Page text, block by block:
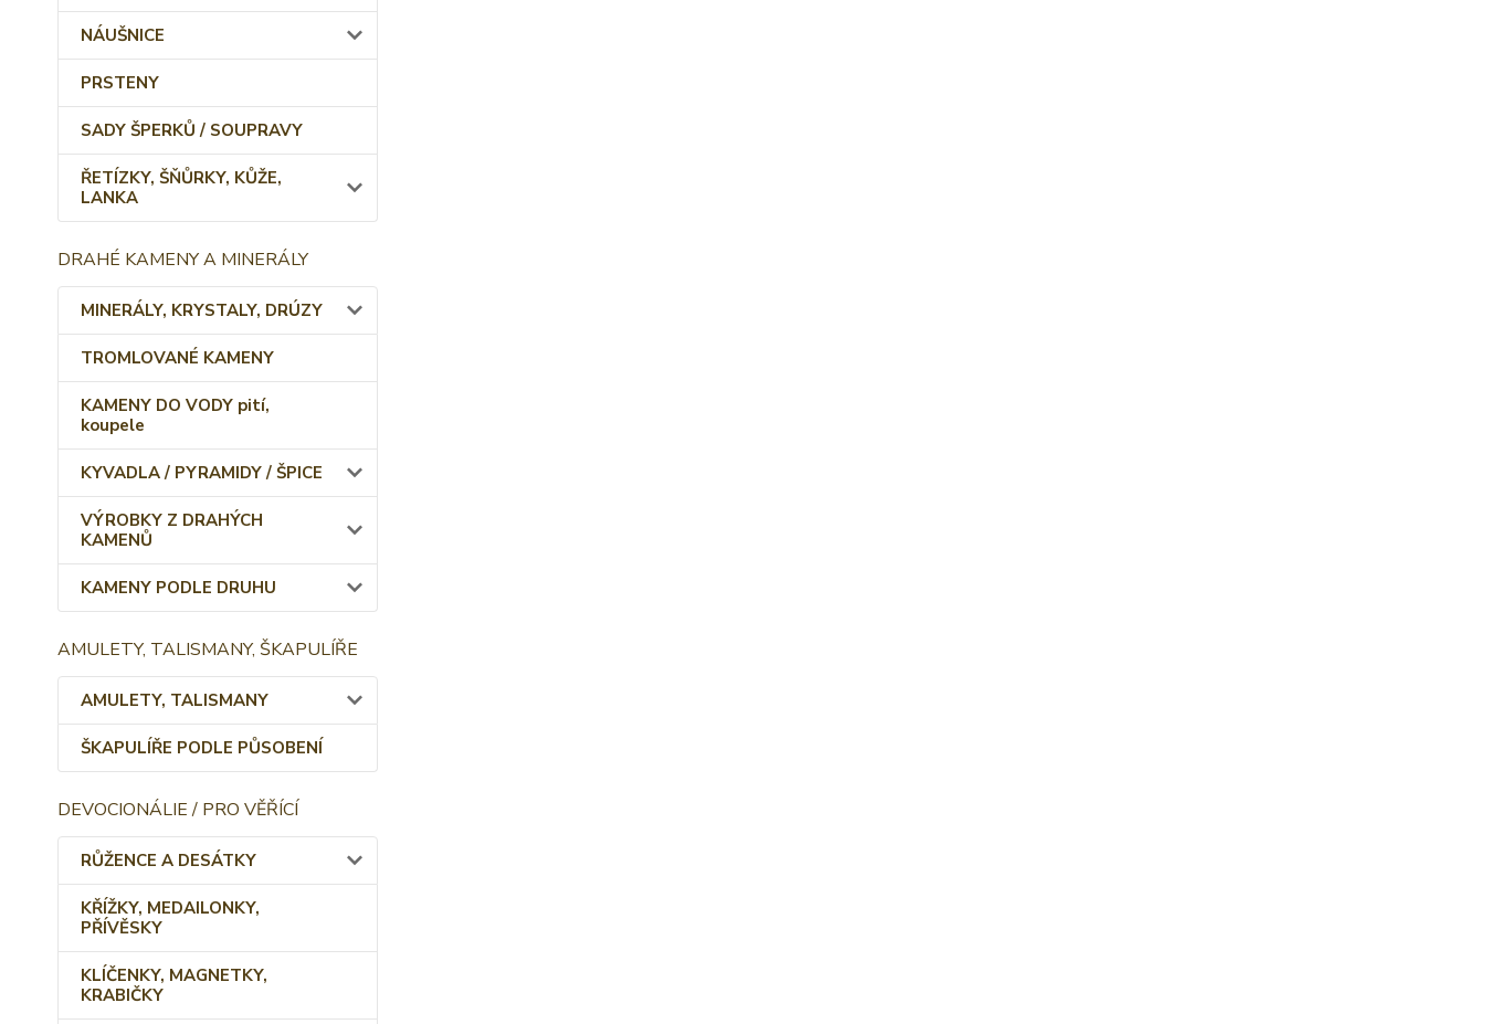
NÁUŠNICE
PRSTENY
SADY ŠPERKŮ / SOUPRAVY
ŘETÍZKY, ŠŇŮRKY, KŮŽE,
LANKA
DRAHÉ KAMENY A MINERÁLY
MINERÁLY, KRYSTALY, DRÚZY
TROMLOVANÉ KAMENY
KAMENY DO VODY pití,
koupele
KYVADLA / PYRAMIDY / ŠPICE
VÝROBKY Z DRAHÝCH
KAMENŮ
KAMENY PODLE DRUHU
AMULETY, TALISMANY, ŠKAPULÍŘE
AMULETY, TALISMANY
ŠKAPULÍŘE PODLE PŮSOBENÍ
DEVOCIONÁLIE / PRO VĚŘÍCÍ
RŮŽENCE A DESÁTKY
KŘÍŽKY, MEDAILONKY,
PŘÍVĚSKY
KLÍČENKY, MAGNETKY,
KRABIČKY